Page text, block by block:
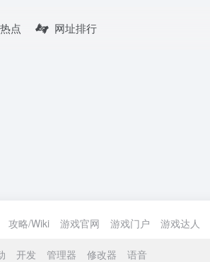
点 网址排行
攻略/Wiki 游戏官网 游戏门户 游戏达人
开发 管理器 修改器 语音